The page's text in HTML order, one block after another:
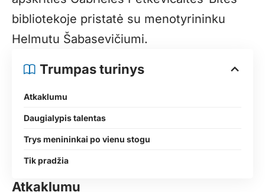
bibliotekoje pristatė su menotyrininku
Helmutu Šabasevičiumi.
Trumpas turinys
Atkaklumu
Daugialypis talentas
Trys menininkai po vienu stogu
Tik pradžia
Atkaklumu